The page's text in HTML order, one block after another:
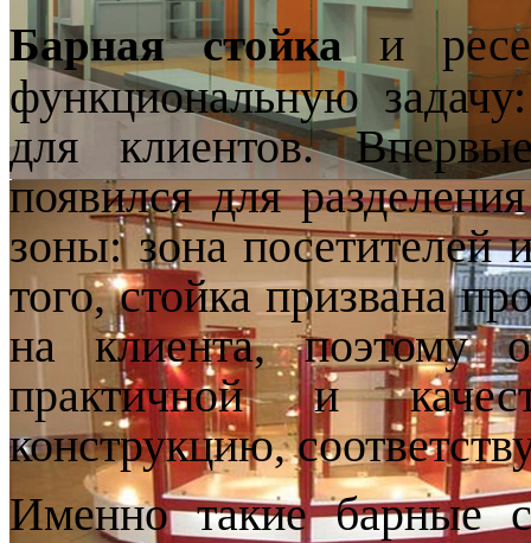
Барная стойка и
функциональную
для клиентов.
появился для
зоны: зона посетителей
того, стойка призвана
на клиента, поэтому
практичной и
конструкцию,
Именно такие барные